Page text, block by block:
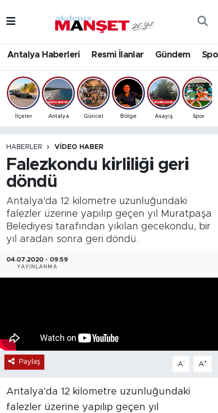
Antalya Haberleri Resmi İlanlar Gündem
İlçeler Antalya Güncel Bölge Asayiş Spor
HABERLER VIDEO HABER
Falezkondu kirliliği geri
döndü
Antalya'da 12 kilometre uzunluğundaki
falezler üzerine yapılıp geçen yıl Muratpaşa
Belediyesi tarafından yıkılan gecekondu, bir
yıl aradan sonra geri döndü.
04.07.2020 - 09:59
YAYINLANMA
Paylaş A- A+
Antalya'da 12 kilometre uzunluğundaki
falezler üzerine yapılıp geçen yıl
Bilim & Teknoloji
Eğitim
Ekonomi
Gündem
İlçeler
Kültür- Sanat
Magazin
Özel Haber
Sağlık
Spor
Antalya Hava Durumu
Antalya Namaz Vakitleri
Antalya Trafik Yoğunluk Haritası
Tüm Manşetler
Son Dakika Haberleri
Haber Arşivi